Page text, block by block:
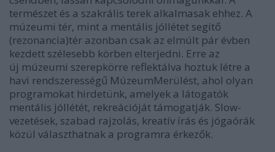
természet és a szakrális terek alkalmasak ehhez. A
múzeumi tér, mint a mentális jóllétet segítő
(rezonancia)tér azonban csak az elmúlt pár évben
kezdett szélesebb körben elterjedni. Erre az
új múzeumi szerepkörre reflektálva hoztuk létre a
havi rendszerességű MúzeumMerülést, ahol olyan
programokat hirdetünk, amelyek a látogatók
mentális jóllétét, rekreációját támogatják. Slow-
vezetések, szabad rajzolás, kreatív írás és jógaórák
közül választhatnak a programra érkezők.